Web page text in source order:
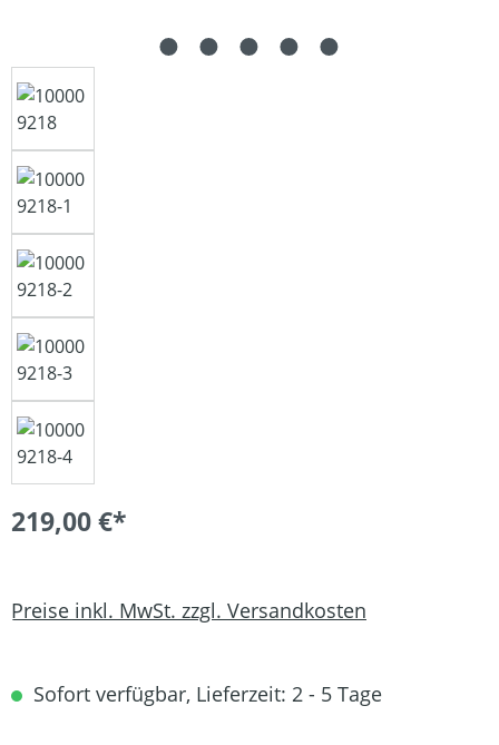
219,00 €*
Preise inkl. MwSt. zzgl. Versandkosten
Sofort verfügbar, Lieferzeit: 2 - 5 Tage